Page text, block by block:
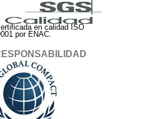
en calidad ISO
por ENAC.